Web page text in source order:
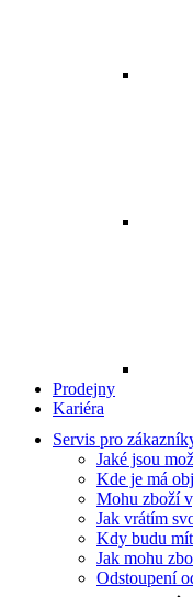
Mohu zboží
Jak vrátím
Kdy budu mít
Jak mohu
Odstoupení
O EXE JEANS
O nás
Kontakt
Prodejny
Ochrana
Všeobecné